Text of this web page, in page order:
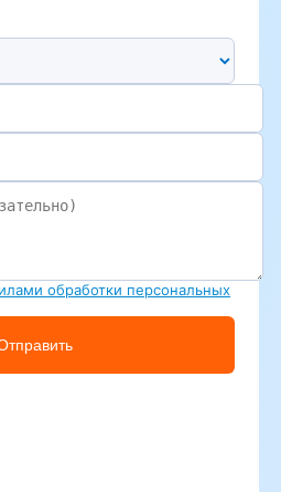
связи
обработки персональных